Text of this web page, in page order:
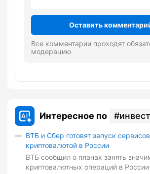
Оставить
Все комментарии проходят
модерацию
Интересное по
ВТБ и Сбер готовят запуск
криптовалютой в России
ВТБ сообщил о планах занять
криптовалютных операций в России